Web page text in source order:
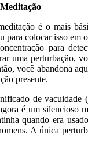
é o mais
para colocar isso em
para
uma perturbação,
você abandona
presente.
de vacuidade (
é um silencioso
quando era
A única